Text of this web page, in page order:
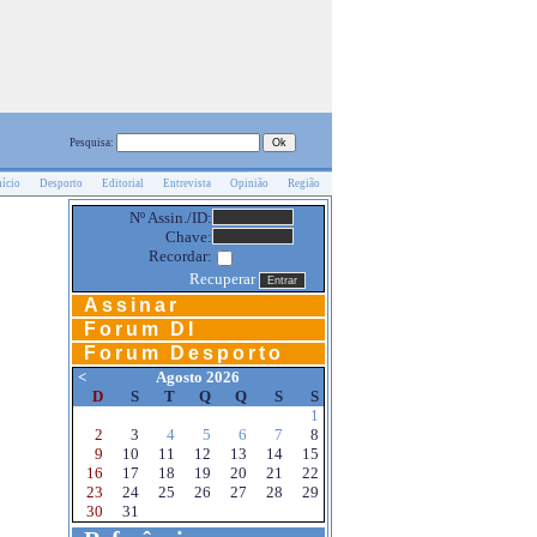
Pesquisa:
Desporto Editorial Entrevista Opinião Região
Nº Assin./ID:
Chave:
Recordar:
Recuperar
Assinar
Forum DI
Forum Desporto
<
Agosto 2026
D
S T Q Q S
S
1
2
3 4 5 6 7
8
9
10 11 12 13 14
15
16
17 18 19 20 21
22
23
24 25 26 27 28
29
30
31